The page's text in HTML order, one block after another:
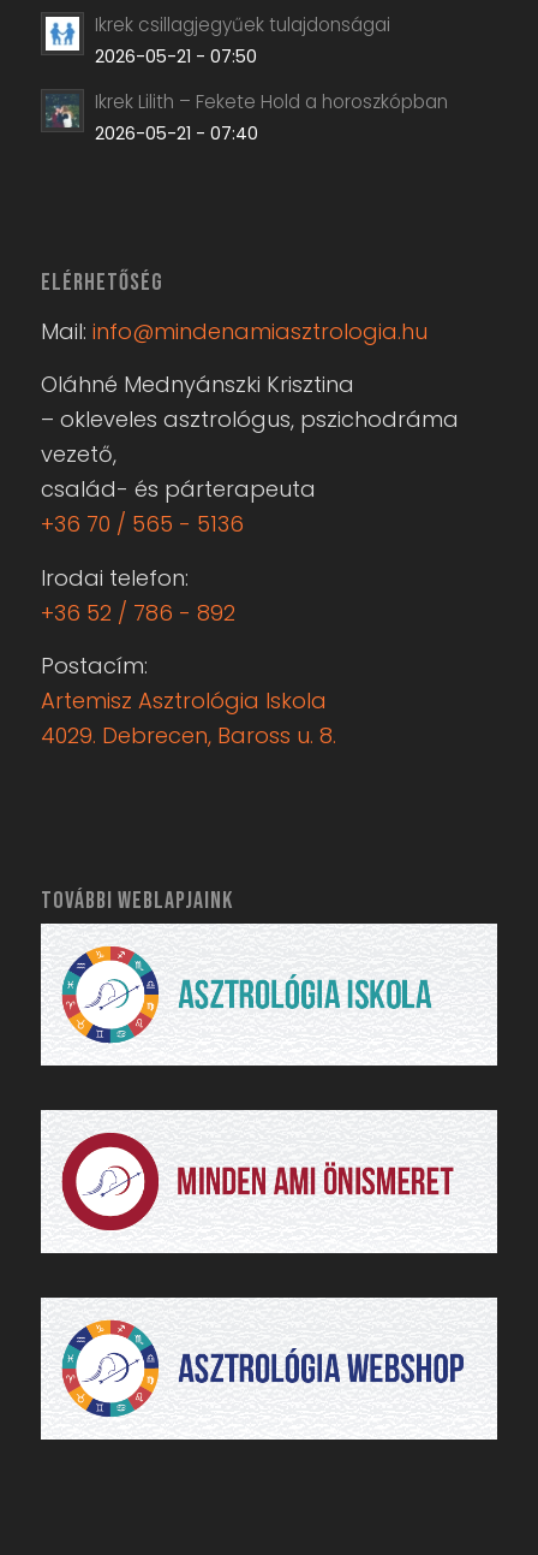
Ikrek csillagjegyűek tulajdonságai
2026-05-21 - 07:50
Ikrek Lilith – Fekete Hold a horoszkópban
2026-05-21 - 07:40
ELÉRHETŐSÉG
Mail: info@mindenamiasztrologia.hu
Oláhné Mednyánszki Krisztina
– okleveles asztrológus, pszichodráma
vezető,
család- és párterapeuta
+36 70 / 565 - 5136
Irodai telefon:
+36 52 / 786 - 892
Postacím:
Artemisz Asztrológia Iskola
4029. Debrecen, Baross u. 8.
TOVÁBBI WEBLAPJAINK